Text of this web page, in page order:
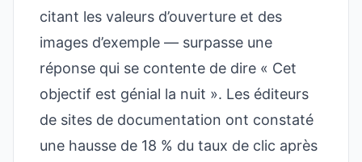
citant les valeurs d’ouverture et des
images d’exemple — surpasse une
réponse qui se contente de dire « Cet
objectif est génial la nuit ». Les éditeurs
de sites de documentation ont constaté
une hausse de 18 % du taux de clic après